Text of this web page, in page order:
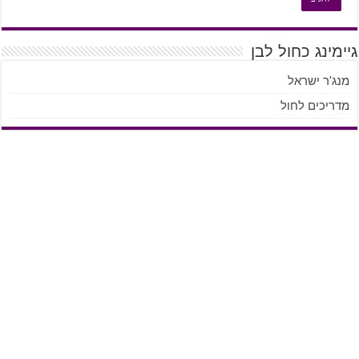
גיימינג כחול לבן
מנג'ר ישראל
מדריכים לחול